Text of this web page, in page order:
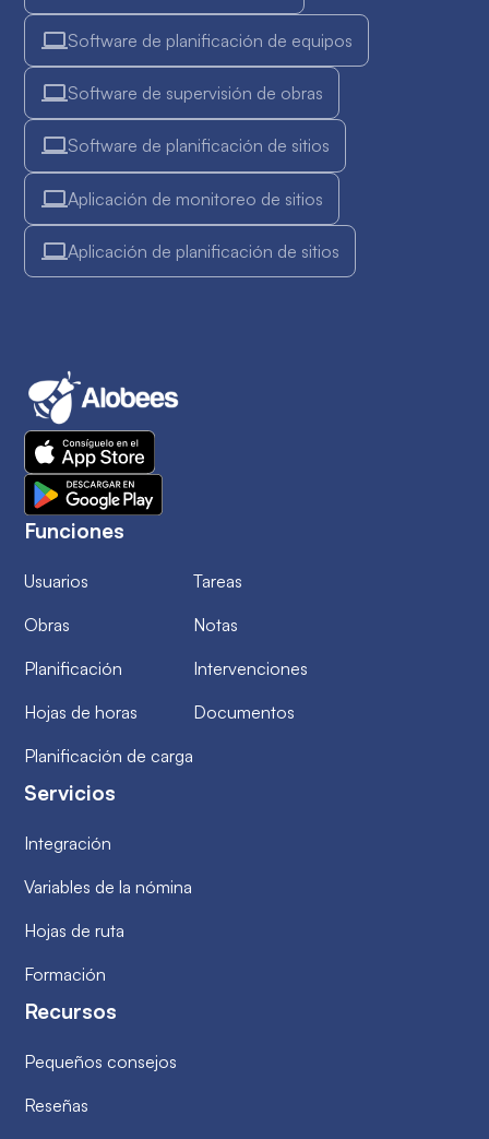
Software de planificación de equipos
Software de supervisión de obras
Software de planificación de sitios
Aplicación de monitoreo de sitios
Aplicación de planificación de sitios
Funciones
Usuarios
Obras
Planificación
Hojas de horas
Planificación de carga
Tareas
Notas
Intervenciones
Documentos
Servicios
Integración
Variables de la nómina
Hojas de ruta
Formación
Recursos
Pequeños consejos
Reseñas